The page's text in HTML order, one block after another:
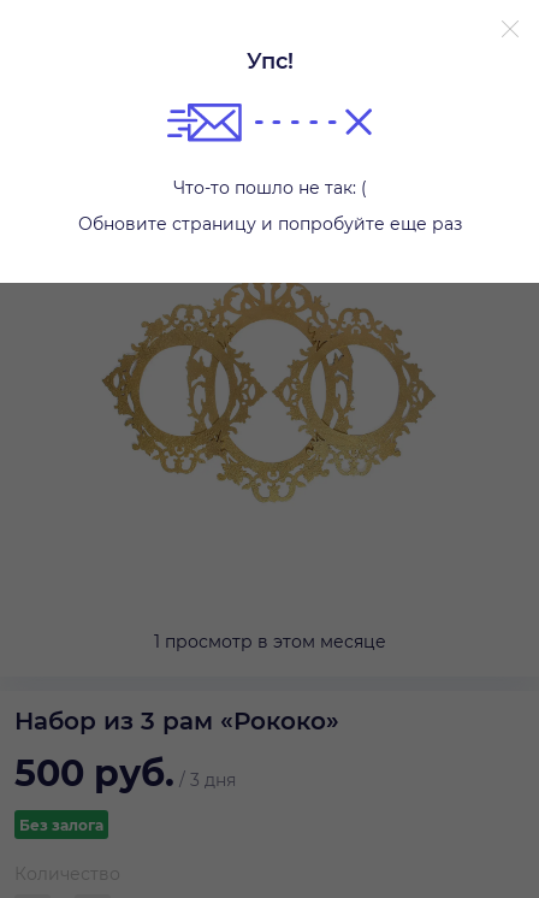
Упс!
Что-то пошло не так: (
Обновите страницу и попробуйте еще раз
1 просмотр в этом месяце
Набор из 3 рам «Рококо»
500 руб. / 3 дня
Без залога
Количество